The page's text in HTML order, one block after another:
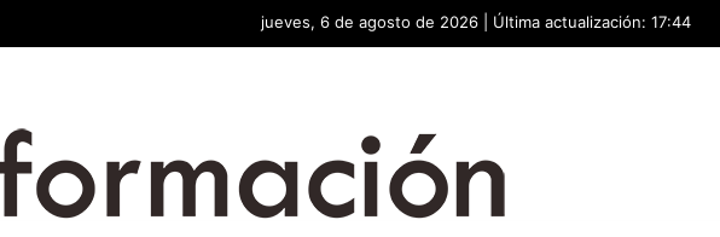
jueves, 6 de agosto de 2026 | Última actualización: 17:44